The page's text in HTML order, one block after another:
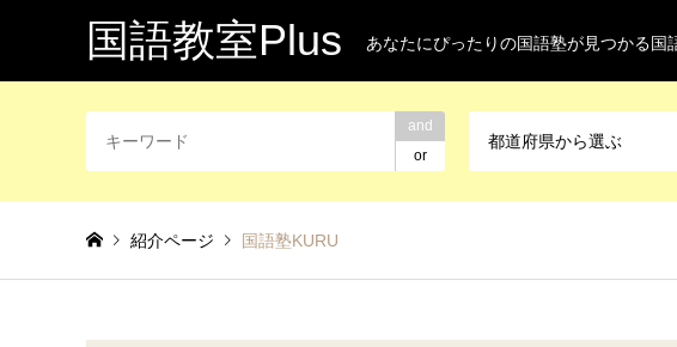
国語教室Plus あなたにぴったりの国語塾が見つかる国
and
or
都道府県から選ぶ
紹介ページ 国語塾KURU